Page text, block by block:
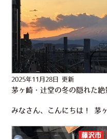
2025年11月28日 更新
茅ヶ崎・辻堂の冬の隠れた絶
藤沢市